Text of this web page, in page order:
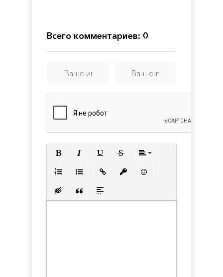
Hours
Всего комментариев: 0
Вставка скрытого текста
Вставка цитаты
Вставка спойлера